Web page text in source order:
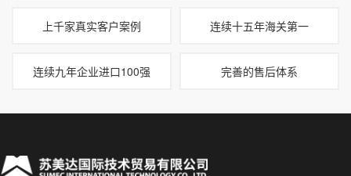
上千家真实客户案例 连续十五年海关第一
连续九年企业进口100强 完善的售后体系